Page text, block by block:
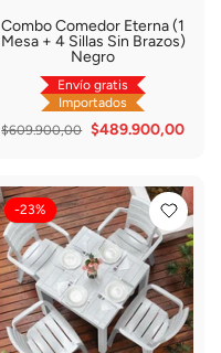
Combo Comedor Eterna (1
Mesa + 4 Sillas Sin Brazos)
Negro
Envío gratis
Importados
$609.900,00 $489.900,00
-23%